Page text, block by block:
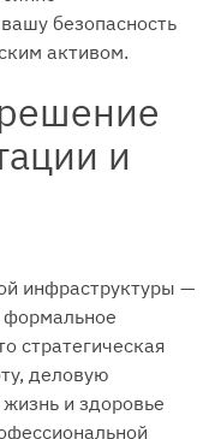
безопасность
активом.
и
инфраструктуры —
формальное
стратегическая
деловую
и здоровье